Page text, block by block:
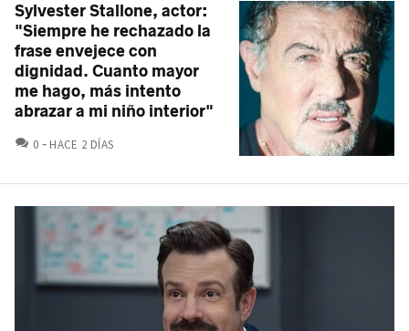
Sylvester Stallone, actor:
"Siempre he rechazado la
frase envejece con
dignidad. Cuanto mayor
me hago, más intento
abrazar a mi niño interior"
0 COMENTARIOS
HACE 2 DÍAS